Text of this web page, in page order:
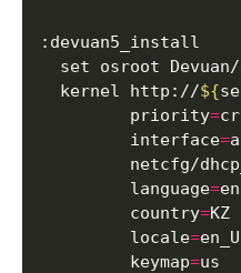
  kernel http://
${
         priority
=
         interface
=
netcfg/
         language
=en
         country
=KZ
         locale
=
         keymap
=